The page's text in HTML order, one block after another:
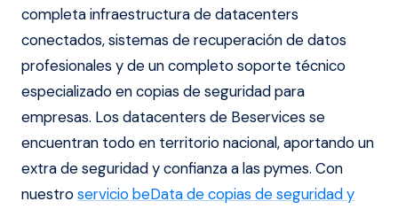
completa infraestructura de datacenters
conectados, sistemas de recuperación de datos
profesionales y de un completo soporte técnico
especializado en copias de seguridad para
empresas. Los datacenters de Beservices se
encuentran todo en territorio nacional, aportando un
extra de seguridad y confianza a las pymes. Con
nuestroservicio beData de copias de seguridad y